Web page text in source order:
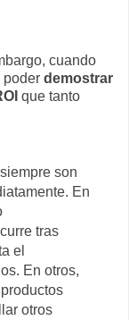
cuando
poder demostrar
que tanto
son
En
tras
el
En otros,
otros